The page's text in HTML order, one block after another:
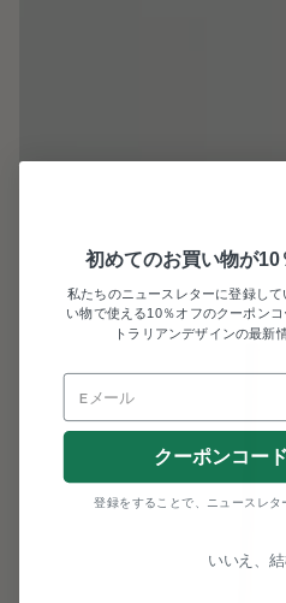
初めてのお買い物が10
私たちのニュースレターに登録し
い物で使える10％オフのクーポン
トラリアンデザインの最新
クーポンコー
登録をすることで、ニュースレ
いいえ、